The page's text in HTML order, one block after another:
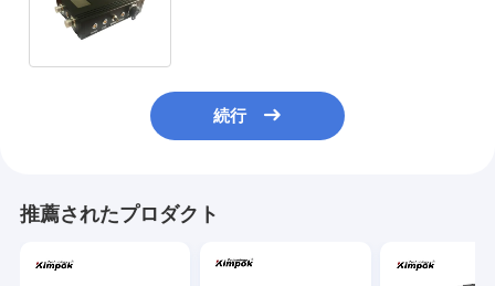
続行
推薦されたプロダクト